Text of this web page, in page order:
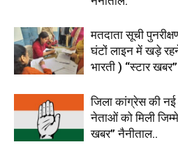
मतदाता सूची
घंटों लाइन में खड़े
भारती ) “स्टार
जिला कांग्रेस की
नेताओं को मिली
खबर” नैनीताल..